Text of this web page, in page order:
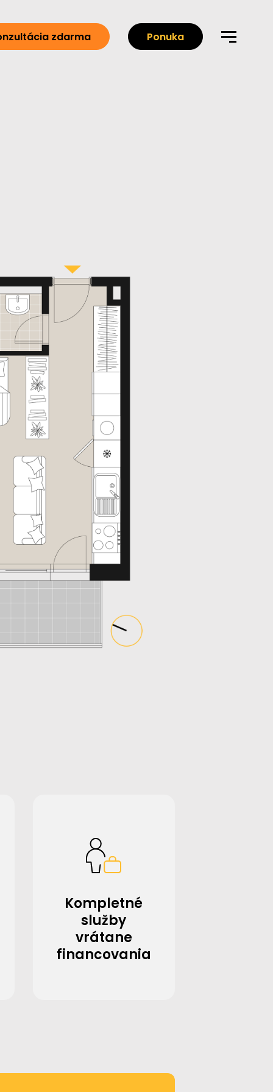
zdarma Ponuka
Kompletné
služby
vrátane
financovania